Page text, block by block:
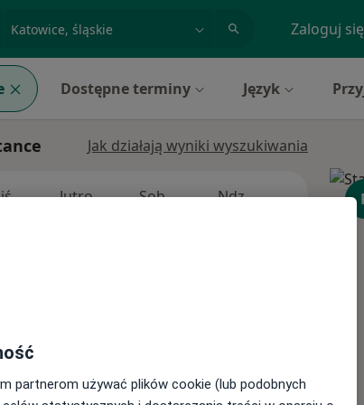
miasto lub dzielnica Zaloguj się
Dostępne terminy Język
Jak działają wyniki wyszukiwania
Jutro Sob, Ndz, Pon,
partnerom używać plików cookie (lub podobnych